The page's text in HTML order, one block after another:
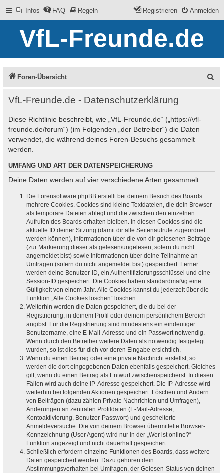
Infos FAQ Regeln Anmelden
Registrieren
VfL-Freunde.de
Foren-Übersicht
VfL-Freunde.de - Datenschutzerklärung
Diese Richtlinie beschreibt, wie „VfL-Freunde.de“ („https://vfl-
freunde.de/forum“) (im Folgenden „der Betreiber“) die Daten
verwendet, die während deines Foren-Besuchs gesammelt
werden.
UMFANG UND ART DER DATENSPEICHERUNG
Deine Daten werden auf vier verschiedene Arten gesammelt:
Die Forensoftware phpBB erstellt bei deinem Besuch des Boards
mehrere Cookies. Cookies sind kleine Textdateien, die dein Browser
als temporäre Dateien ablegt und die zwischen den einzelnen
Aufrufen des Boards erhalten bleiben. In diesen Cookies sind die
aktuelle ID deiner Sitzung (damit dir alle Seitenaufrufe zugeordnet
werden können), Informationen über die von dir gelesenen Beiträge
(zur Markierung dieser als gelesen/ungelesen; sofern du nicht
angemeldet bist) sowie Informationen über deine Teilnahme an
Umfragen (sofern du nicht angemeldet bist) gespeichert. Ferner
werden deine Benutzer-ID, ein Authentifizierungsschlüssel und eine
Session-ID gespeichert. Die Cookies haben standardmäßig eine
Gültigkeit von einem Jahr. Alle Cookies kannst du jederzeit über die
Funktion „Alle Cookies löschen“ löschen.
Weiterhin werden die Daten gespeichert, die du bei der
Registrierung, in deinem Profil oder deinem persönlichem Bereich
angibst. Für die Registrierung sind mindestens ein eindeutiger
Benutzername, eine E-Mail-Adresse und ein Passwort notwendig.
Wenn durch den Betreiber weitere Daten als notwendig festgelegt
wurden, so ist dies für dich vor deren Eingabe ersichtlich.
Wenn du einen Beitrag oder eine private Nachricht erstellst, so
werden die dort eingegebenen Daten ebenfalls gespeichert. Gleiches
gilt, wenn du einen Beitrag als Entwurf zwischenspeicherst. In diesen
Fällen wird auch deine IP-Adresse gespeichert. Die IP-Adresse wird
weiterhin bei folgenden Aktionen gespeichert: Löschen und Ändern
von Beiträgen (dazu zählen Private Nachrichten und Umfragen),
Änderungen an zentralen Profildaten (E-Mail-Adresse,
Kontoaktivierung, Benutzer-Passwort) und gescheiterte
Anmeldeversuche. Die von deinem Browser übermittelte Browser-
Kennzeichnung (User Agent) wird nur in der „Wer ist online?“-
Funktion angezeigt und nicht dauerhaft gespeichert.
Schließlich erfordern einzelne Funktionen des Boards, dass weitere
Daten gespeichert werden. Dazu gehören dein
Abstimmungsverhalten bei Umfragen, der Gelesen-Status von deinen